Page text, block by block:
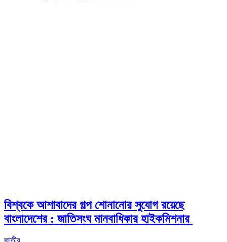
বিশ্বকে আশাবাদের গল্প শোনানোর সুযোগ রয়েছে
বাংলাদেশের : জাতিসংঘ মানবাধিকার হাইকমিশনার
জাতীয়